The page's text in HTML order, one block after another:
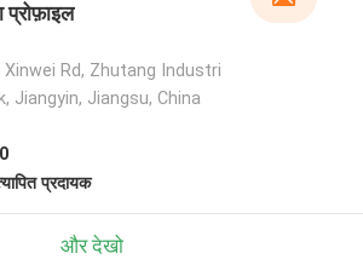
प्रोफ़ाइल
Xinwei Rd, Zhutang Industri
Jiangyin, Jiangsu, China
प्रदायक
और देखो